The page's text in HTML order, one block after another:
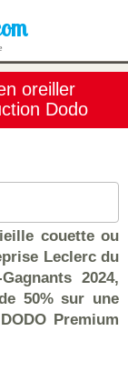
oreiller
Dodo
couette ou
Leclerc du
2024,
50% sur une
Premium